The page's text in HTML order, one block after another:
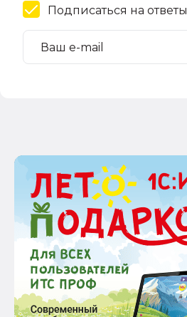
Подписаться на ответы